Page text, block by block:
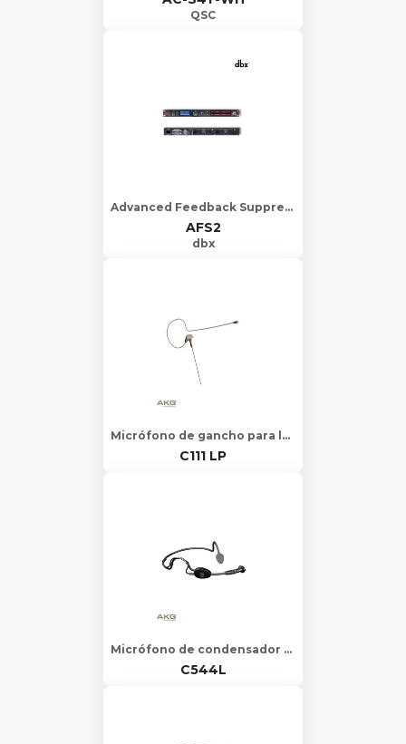
QSC
Advanced Feedback Suppression® Processor with Full LCD Display
AFS2
dbx
Micrófono de gancho para la oreja, liviano y de alto rendimiento
C111 LP
Micrófono de condensador deportivo de alto rendimiento para uso en la cabeza.
C544L